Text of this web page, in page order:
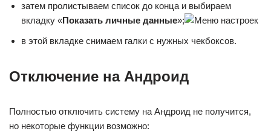
затем пролистываем список до конца и выбираем
вкладку «Показать личные данные»;
в этой вкладке снимаем галки с нужных чекбоксов.
Отключение на Андроид
Полностью отключить систему на Андроид не получится,
но некоторые функции возможно: